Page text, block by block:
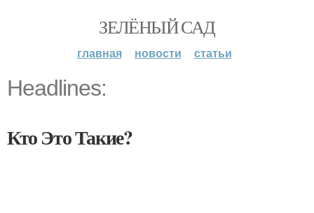
ЗЕЛЁНЫЙ САД
главная новости статьи
Headlines:
Кто Это Такие?